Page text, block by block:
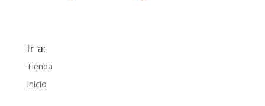
Ir a:
Tienda
Inicio